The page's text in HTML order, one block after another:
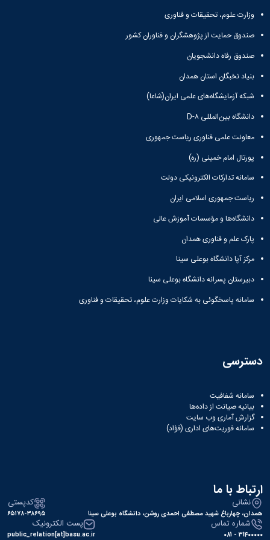
وزارت علوم، تحقیقات و فناوری
صندوق حمایت از پژوهشگران و فناوران کشور
صندوق رفاه دانشجویان
بنیاد نخبگان استان همدان
شبکه آزمایشگاه‌های علمی ایران(شاعا)
دانشگاه بین‌المللی D-۸
معاونت علمی فناوری ریاست جمهوری
پورتال امام خمینی (ره)
سامانه تدارکات الکترونیکی دولت
ریاست جمهوری اسلامی ایران
دانشگاه‌ها و مؤسسات آموزش عالی
پارک علم و فناوری همدان
مرکز آپا دانشگاه بوعلی سینا
دبیرستان پسرانه دانشگاه بوعلی سینا
سامانه پاسخگوئی به شکایات وزارت علوم، تحقیقات و فناوری
دسترسی
سامانه شفافیت
بیانیه صیانت از داده‌ها
گزارش آماری وب‌ سایت
سامانه فوریت‌های اداری (فؤاد)
ارتباط با ما
نشانی
همدان، چهارباغ شهید مصطفی احمدی روشن، دانشگاه بوعلی سینا
کدپستی
۶۵۱۷۸-۳۸۶۹۵
شماره تماس
31400000 - 081
پست الکترونیک
public_relation[at]basu.ac.ir